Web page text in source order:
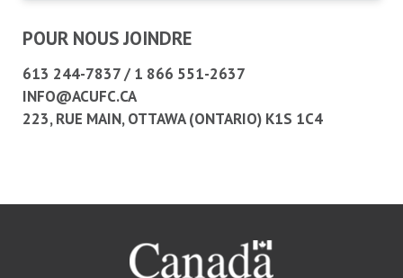
POUR NOUS JOINDRE
613 244-7837/1 866 551-2637
INFO@ACUFC.CA
223, RUE MAIN, OTTAWA (ONTARIO) K1S 1C4